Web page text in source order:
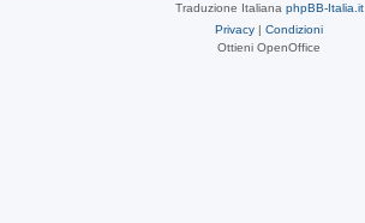
Traduzione Italiana phpBB-Italia.it
Privacy | Condizioni
Ottieni OpenOffice